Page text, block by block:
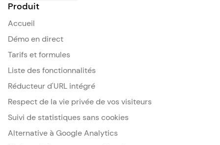
Produit
Accueil
Démo en direct
Tarifs et formules
Liste des fonctionnalités
Réducteur d'URL intégré
Respect de la vie privée de vos visiteurs
Suivi de statistiques sans cookies
Alternative à Google Analytics